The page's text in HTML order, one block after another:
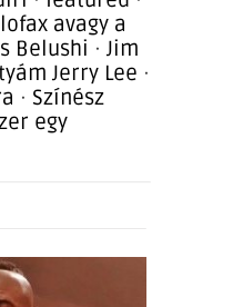
avagy a
Belushi · Jim
Jerry Lee ·
· Színész
egy